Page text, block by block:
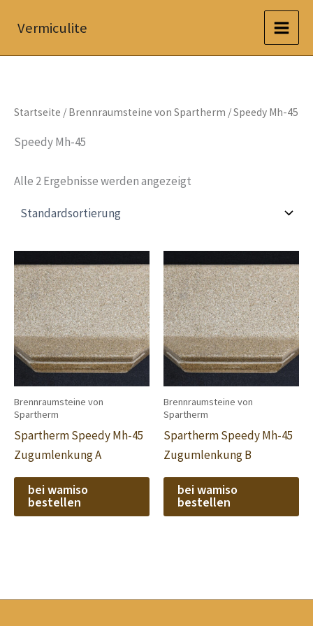
InhaltVermiculite
Startseite / Brennraumsteine von Spartherm / Speedy Mh-45
Speedy Mh-45
Alle 2 Ergebnisse werden angezeigt
Brennraumsteine von
Spartherm
Spartherm Speedy Mh-45
Zugumlenkung A
bei wamiso
bestellen
Brennraumsteine von
Spartherm
Spartherm Speedy Mh-45
Zugumlenkung B
bei wamiso
bestellen